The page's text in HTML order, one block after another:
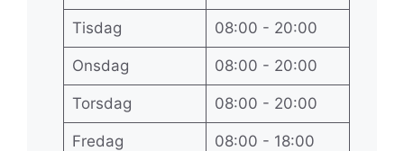
Tisdag 08:00 - 20:00
Onsdag 08:00 - 20:00
Torsdag 08:00 - 20:00
Fredag 08:00 - 18:00